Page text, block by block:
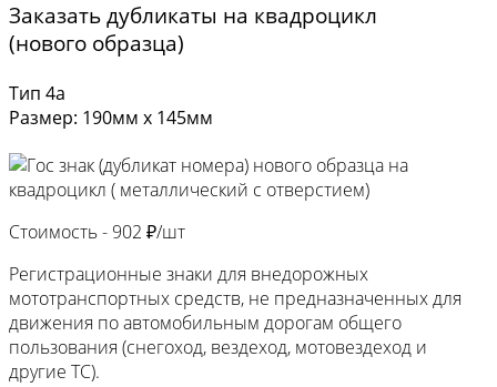
Заказать дубликаты на квадроцикл
(нового образца)
Тип 4а
Размер: 190мм х 145мм
Стоимость - 902 ₽/шт
Регистрационные знаки для внедорожных
мототранспортных средств, не предназначенных для
движения по автомобильным дорогам общего
пользования (снегоход, вездеход, мотовездеход и
другие ТС).